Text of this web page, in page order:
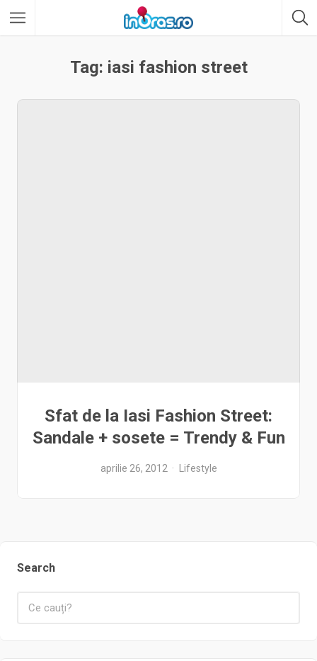
Tag: iasi fashion street
Sfat de la Iasi Fashion Street:
Sandale + sosete = Trendy & Fun
aprilie 26, 2012 Lifestyle
Search